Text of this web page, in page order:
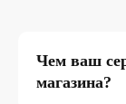
Чем ваш
магазина?